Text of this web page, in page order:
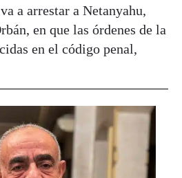
a arrestar a Netanyahu,
en que las órdenes de la
en el código penal,